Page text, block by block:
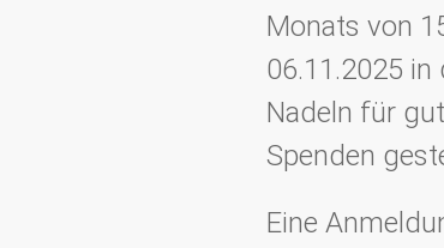
Monats von
06.11.2025
Nadeln für
Spenden
Eine